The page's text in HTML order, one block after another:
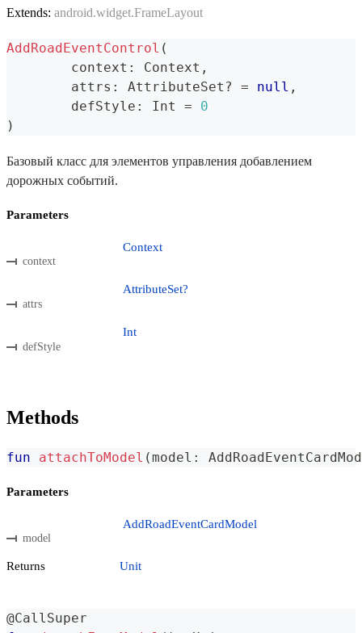
Extends: android.widget.FrameLayout
AddRoadEventControl (
	context
: Context ,
	attrs
: AttributeSet ? = null ,
	defStyle
: Int =
0
)
Базовый класс для элементов управления добавлением
дорожных событий.
Parameters
context
Context
attrs
AttributeSet?
defStyle
Int
Methods
fun attachToModel (model :
Parameters
model
AddRoadEventCardModel
Returns Unit
@CallSuper